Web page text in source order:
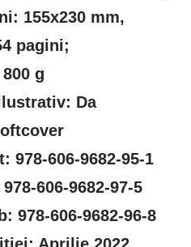
155x230 mm,
pagini;
g
Da
978-606-9682-95-1
606-9682-97-5
978-606-9682-96-8